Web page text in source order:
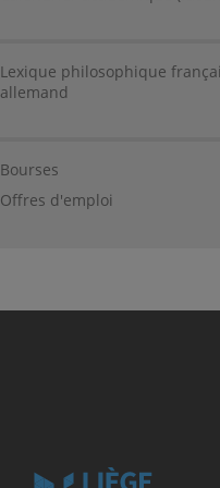
Lexique philosophique
allemand
Bourses
Offres d'emploi